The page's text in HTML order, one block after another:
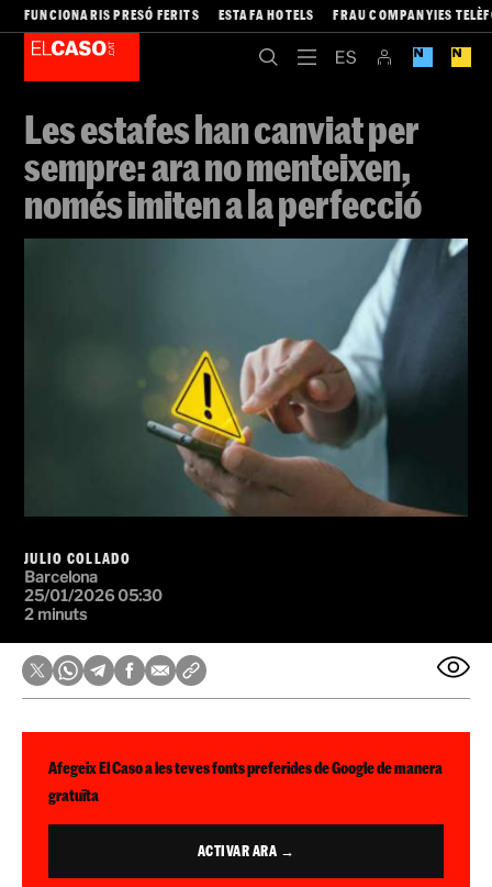
FUNCIONARIS PRESÓ FERITS ESTAFA HOTELS FRAU COMPANYIES
Les estafes han canviat per
sempre: ara no menteixen,
només imiten a la perfecció
JULIO COLLADO
Barcelona
25/01/2026 05:30
2 minuts
Afegeix El Caso a les teves fonts preferides de Google de manera
gratuïta
ACTIVAR ARA →